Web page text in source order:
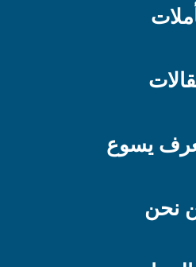
يسوع
نحن